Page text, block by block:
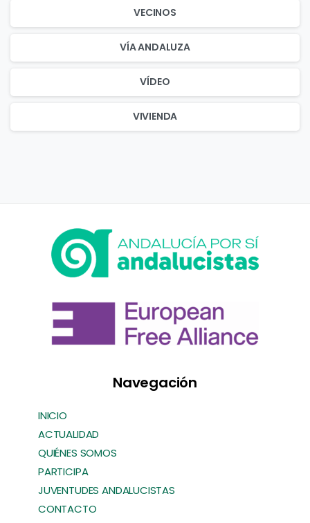
VECINOS
VÍA ANDALUZA
VÍDEO
VIVIENDA
Navegación
INICIO
ACTUALIDAD
QUIÉNES SOMOS
PARTICIPA
JUVENTUDES ANDALUCISTAS
CONTACTO